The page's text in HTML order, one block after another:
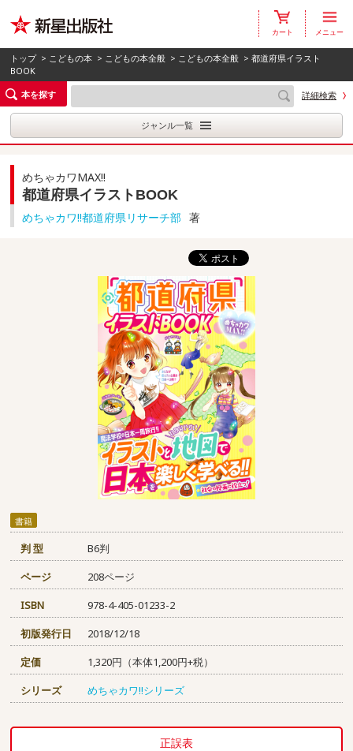
カート メニュー
トップ > こどもの本 > こどもの本全般 > こどもの本全般 > 都道府県イラスト
BOOK
本を探す
詳細検索
ジャンル一覧
めちゃカワMAX!!
都道府県イラストBOOK
めちゃカワ!!都道府県リサーチ部 著
書籍
判 型
B6判
ページ
208ページ
ISBN
978-4-405-01233-2
初版発行日
2018/12/18
定価
1,320円（本体1,200円+税）
シリーズ
めちゃカワ!!シリーズ
正誤表